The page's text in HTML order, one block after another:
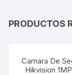
PRODUCTOS
Camara De
Hikvision